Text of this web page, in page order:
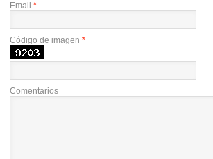
Email *
Código de imagen *
Comentarios